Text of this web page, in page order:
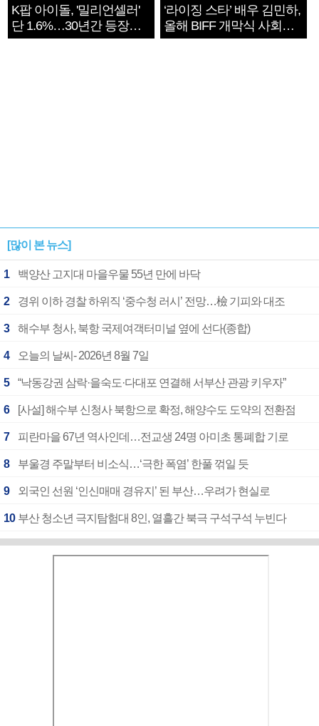
K팝 아이돌, '밀리언셀러'
단 1.6%…30년간 등장
1182개팀 전수조사
‘라이징 스타’ 배우 김민하,
올해 BIFF 개막식 사회자
확정
[많이 본 뉴스]
1 백양산 고지대 마을우물 55년 만에 바닥
2 경위 이하 경찰 하위직 ‘중수청 러시’ 전망…檢 기피와 대조
3 해수부 청사, 북항 국제여객터미널 옆에 선다(종합)
4 오늘의 날씨- 2026년 8월 7일
5 “낙동강권 삼락·을숙도·다대포 연결해 서부산 관광 키우자”
6 [사설] 해수부 신청사 북항으로 확정, 해양수도 도약의 전환점
7 피란마을 67년 역사인데…전교생 24명 아미초 통폐합 기로
8 부울경 주말부터 비소식…‘극한 폭염’ 한풀 꺾일 듯
9 외국인 선원 ‘인신매매 경유지’ 된 부산…우려가 현실로
10 부산 청소년 극지탐험대 8인, 열흘간 북극 구석구석 누빈다